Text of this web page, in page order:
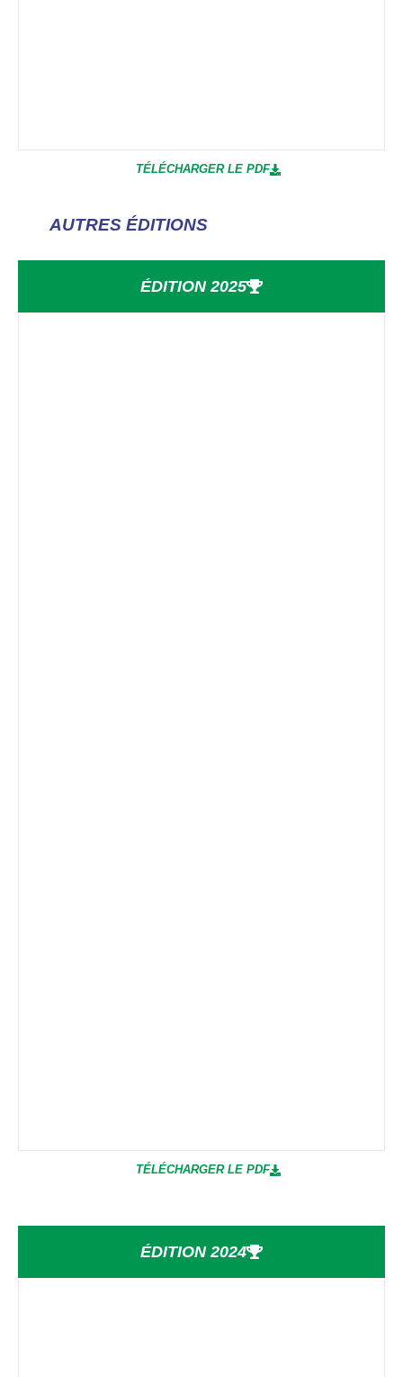
TÉLÉCHARGER LE PDF
AUTRES ÉDITIONS
ÉDITION 2025
TÉLÉCHARGER LE PDF
ÉDITION 2024